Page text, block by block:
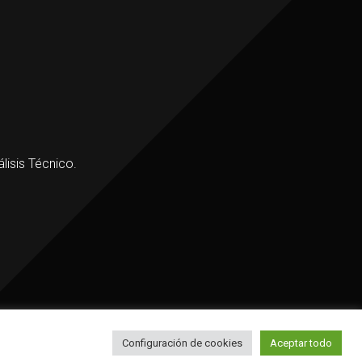
Técnico.
Configuración de cookies Aceptar todo